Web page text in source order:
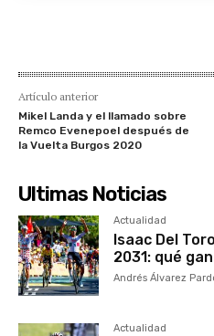
Artículo anterior
Mikel Landa y el llamado sobre
Remco Evenepoel después de
la Vuelta Burgos 2020
Ultimas Noticias
Actualidad
Isaac Del
2031: qué
Andrés Álvarez
Actualidad